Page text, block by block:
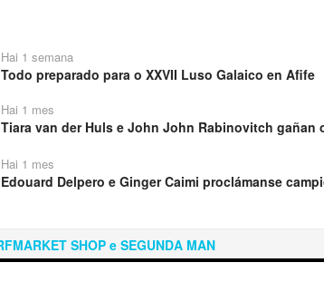
Hai 1 semana
Todo preparado para o XXVII Luso Galaico en Afife
Hai 1 mes
Tiara van der Huls e John John Rabinovitch gañan
Hai 1 mes
Edouard Delpero e Ginger Caimi proclámanse